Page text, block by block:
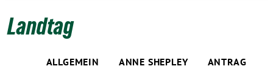
Landtag
ALLGEMEIN ANNE SHEPLEY
ANTRAG